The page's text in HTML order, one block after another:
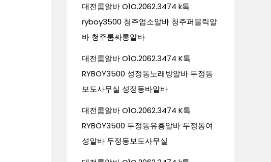
대전룸알바 O1O.2062.3474 k톡
ryboy3500 청주업소알바 청주퍼블릭알
바 청주룸싸롱알바
대전룸알바 O1O.2062.3474 K톡
RYBOY3500 성정동노래방알바 두정동
보도사무실 성정동바알바
대전룸알바 O1O.2062.3474 K톡
RYBOY3500 두정동유흥알바 두정동여
성알바 두정동보도사무실